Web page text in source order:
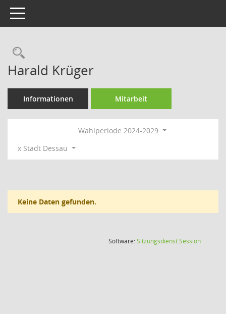
Toggle navigation
Rechercheauswahl
Harald Krüger
Informationen Mitarbeit
Wahlperiode 2024-2029
x Stadt Dessau
Keine Daten gefunden.
Software:SitzungsdienstSession(Wird in